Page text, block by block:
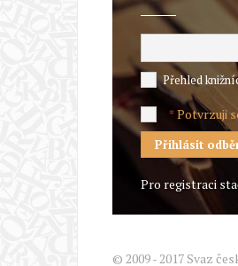
Přehled
*Potvrzuji
Pro registraci
© 2009 - 2017 Svaz